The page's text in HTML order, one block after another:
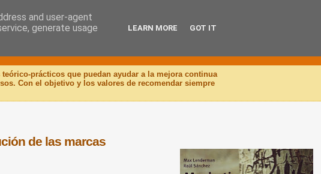
prácticos que puedan ayudar a la mejora continua
Con el objetivo y los valores de recomendar siempre
de las marcas
and user-agent
generate usage
LEARN MORE GOT IT